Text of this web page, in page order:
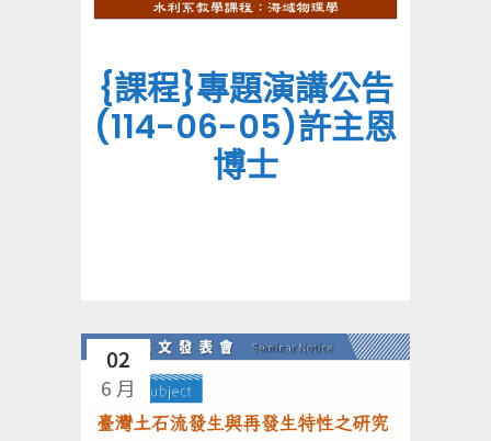
{課程}專題演講公告
(114-06-05)許主恩
博士
02
6 月